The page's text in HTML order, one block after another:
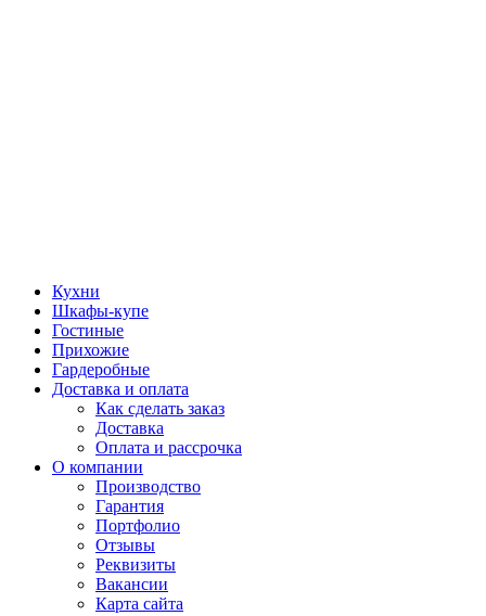
Кухни
Шкафы-купе
Гостиные
Прихожие
Гардеробные
Доставка и оплата
Как сделать заказ
Доставка
Оплата и рассрочка
О компании
Производство
Гарантия
Портфолио
Отзывы
Реквизиты
Вакансии
Карта сайта